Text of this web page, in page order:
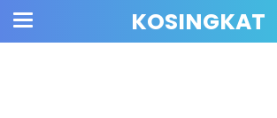
KOSINGKAT